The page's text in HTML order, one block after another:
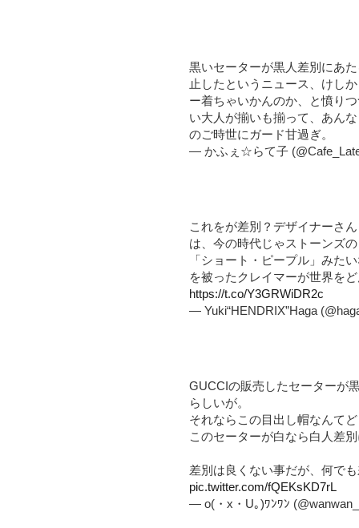
黒いセーターが黒人差別にあ
止したというニュース、けし
ー着ちゃいかんのか、と憤り
い大人が揃いも揃って、あん
のご時世にガード甘過ぎ。
— かふぇ☆らて子
これをが差別？デザイナーさ
は、今の時代じゃストーンズ
「ショート・ピープル」みた
を被ったクレイマーが世界を
https://t.co/Y3GRWiDR2c
— Yuki“HENDRIX”Haga
GUCCIの販売したセーターが
らしいが。
それならこの目出し帽なんて
このセーターが白なら白人差
差別は良くない事だが、何で
pic.twitter.com/fQEKsKD7rL
— o(・x・U｡)ﾜﾝﾜﾝ